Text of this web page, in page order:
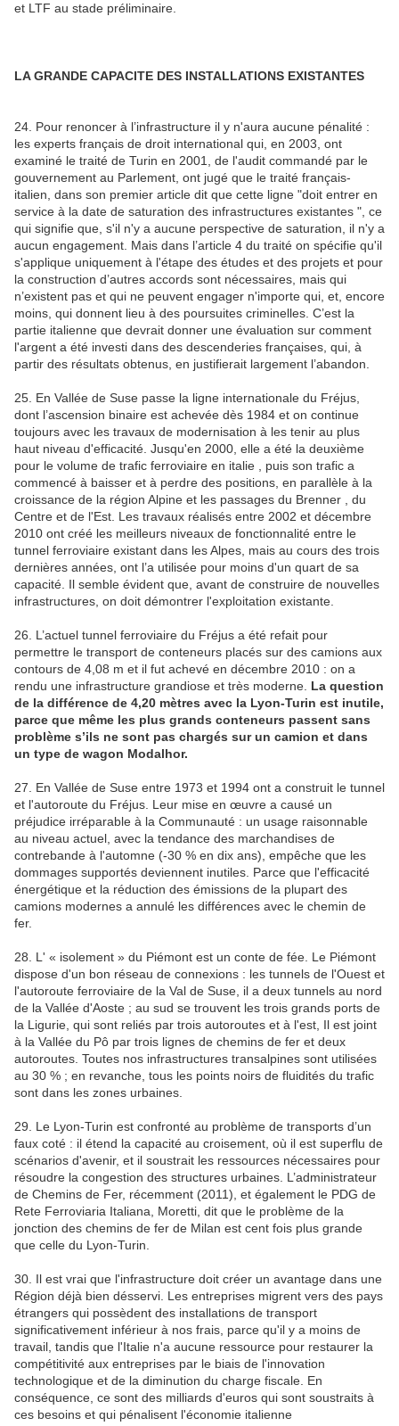
et LTF au stade préliminaire.
LA GRANDE CAPACITE DES INSTALLATIONS EXISTANTES
24. Pour renoncer à l’infrastructure il y n'aura aucune pénalité :
les experts français de droit international qui, en 2003, ont
examiné le traité de Turin en 2001, de l'audit commandé par le
gouvernement au Parlement, ont jugé que le traité français-
italien, dans son premier article dit que cette ligne "doit entrer en
service à la date de saturation des infrastructures existantes ", ce
qui signifie que, s'il n'y a aucune perspective de saturation, il n'y a
aucun engagement. Mais dans l’article 4 du traité on spécifie qu'il
s'applique uniquement à l'étape des études et des projets et pour
la construction d’autres accords sont nécessaires, mais qui
n’existent pas et qui ne peuvent engager n'importe qui, et, encore
moins, qui donnent lieu à des poursuites criminelles. C’est la
partie italienne que devrait donner une évaluation sur comment
l'argent a été investi dans des descenderies françaises, qui, à
partir des résultats obtenus, en justifierait largement l’abandon.
25. En Vallée de Suse passe la ligne internationale du Fréjus,
dont l’ascension binaire est achevée dès 1984 et on continue
toujours avec les travaux de modernisation à les tenir au plus
haut niveau d'efficacité. Jusqu'en 2000, elle a été la deuxième
pour le volume de trafic ferroviaire en italie , puis son trafic a
commencé à baisser et à perdre des positions, en parallèle à la
croissance de la région Alpine et les passages du Brenner , du
Centre et de l'Est. Les travaux réalisés entre 2002 et décembre
2010 ont créé les meilleurs niveaux de fonctionnalité entre le
tunnel ferroviaire existant dans les Alpes, mais au cours des trois
dernières années, ont l’a utilisée pour moins d'un quart de sa
capacité. Il semble évident que, avant de construire de nouvelles
infrastructures, on doit démontrer l'exploitation existante.
26. L’actuel tunnel ferroviaire du Fréjus a été refait pour
permettre le transport de conteneurs placés sur des camions aux
contours de 4,08 m et il fut achevé en décembre 2010 : on a
rendu une infrastructure grandiose et très moderne. La question
de la différence de 4,20 mètres avec la Lyon-Turin est inutile,
parce que même les plus grands conteneurs passent sans
problème s’ils ne sont pas chargés sur un camion et dans
un type de wagon Modalhor.
27. En Vallée de Suse entre 1973 et 1994 ont a construit le tunnel
et l'autoroute du Fréjus. Leur mise en œuvre a causé un
préjudice irréparable à la Communauté : un usage raisonnable
au niveau actuel, avec la tendance des marchandises de
contrebande à l'automne (-30 % en dix ans), empêche que les
dommages supportés deviennent inutiles. Parce que l'efficacité
énergétique et la réduction des émissions de la plupart des
camions modernes a annulé les différences avec le chemin de
fer.
28. L' « isolement » du Piémont est un conte de fée. Le Piémont
dispose d'un bon réseau de connexions : les tunnels de l'Ouest et
l'autoroute ferroviaire de la Val de Suse, il a deux tunnels au nord
de la Vallée d'Aoste ; au sud se trouvent les trois grands ports de
la Ligurie, qui sont reliés par trois autoroutes et à l'est, Il est joint
à la Vallée du Pô par trois lignes de chemins de fer et deux
autoroutes. Toutes nos infrastructures transalpines sont utilisées
au 30 % ; en revanche, tous les points noirs de fluidités du trafic
sont dans les zones urbaines.
29. Le Lyon-Turin est confronté au problème de transports d’un
faux coté : il étend la capacité au croisement, où il est superflu de
scénarios d'avenir, et il soustrait les ressources nécessaires pour
résoudre la congestion des structures urbaines. L’administrateur
de Chemins de Fer, récemment (2011), et également le PDG de
Rete Ferroviaria Italiana, Moretti, dit que le problème de la
jonction des chemins de fer de Milan est cent fois plus grande
que celle du Lyon-Turin.
30. Il est vrai que l'infrastructure doit créer un avantage dans une
Région déjà bien désservi. Les entreprises migrent vers des pays
étrangers qui possèdent des installations de transport
significativement inférieur à nos frais, parce qu'il y a moins de
travail, tandis que l'Italie n'a aucune ressource pour restaurer la
compétitivité aux entreprises par le biais de l'innovation
technologique et de la diminution du charge fiscale. En
conséquence, ce sont des milliards d'euros qui sont soustraits à
ces besoins et qui pénalisent l'économie italienne